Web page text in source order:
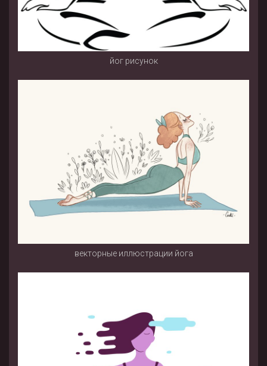
йог рисунок
векторные иллюстрации йога